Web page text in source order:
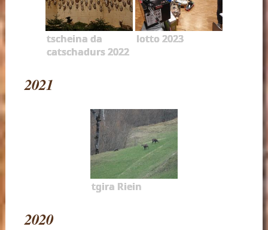
tscheina da
catschadurs 2022
lotto 2023
2021
tgira Riein
2020